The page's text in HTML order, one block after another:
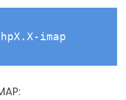
imap